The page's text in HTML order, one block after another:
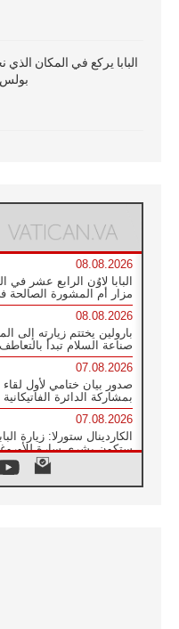
البابا يركع في المكان الذي
بولس
08.08.2026
البابا لاوُن الرابع عشر
مزار أم المشورة الصالحة
08.08.2026
بارولين يختتم زيارته إلى
صناعة السلام تبدأ
07.08.2026
صدور بيان ختامي لأول
بمشاركة الدائرة
07.08.2026
الكاردينال ستورلا: زيارة
ستكون بشرى سارة
الفاتيكان يعلن برنامج